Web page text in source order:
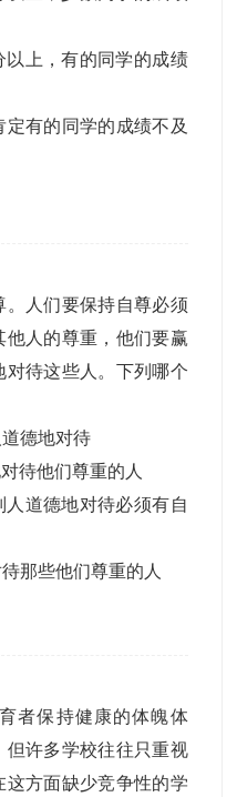
以上，有的同学的成绩
有的同学的成绩不及
人们要保持自尊必须
人的尊重，他们要赢
待这些人。下列哪个
德地对待
待他们尊重的人
道德地对待必须有自
那些他们尊重的人
者保持健康的体魄体
但许多学校往往只重视
方面缺少竞争性的学